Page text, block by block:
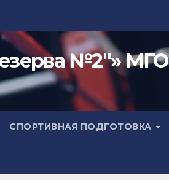
№2"» МГО
СПОРТИВНАЯ ПОДГОТОВКА